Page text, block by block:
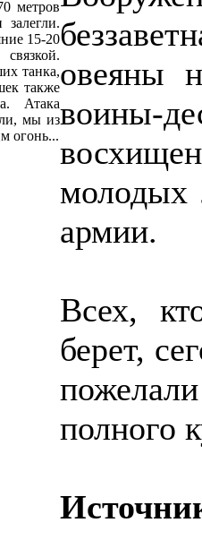
метров
15-20
танка,
также
Атака
мы из
огонь...
овеяны
воины-
молодых
армии.
Всех,
берет,
полного